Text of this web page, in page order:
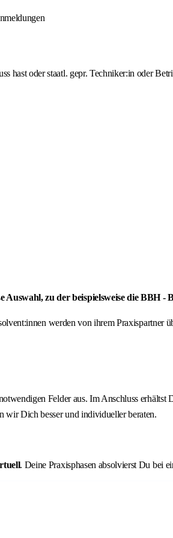
hast oder staatl. gepr. Techniker:in oder
zu der beispielsweise die BBH -
werden von ihrem Praxispartner
Felder aus. Im Anschluss
wir Dich besser und individueller beraten.
. Deine Praxisphasen absolvierst Du bei